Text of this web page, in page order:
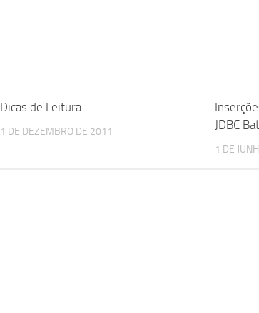
Dicas de Leitura
1 DE DEZEMBRO DE 2011
JDBC
1 DE